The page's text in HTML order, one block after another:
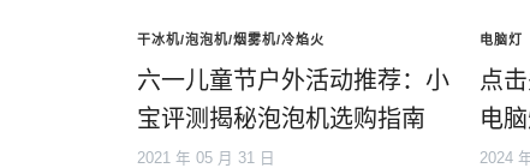
干冰机/泡泡机/烟雾机/冷焰火
六一儿童节户外活动推荐：小
宝评测揭秘泡泡机选购指南
2021 年 05 月 31 日
电脑灯
点
电
2024